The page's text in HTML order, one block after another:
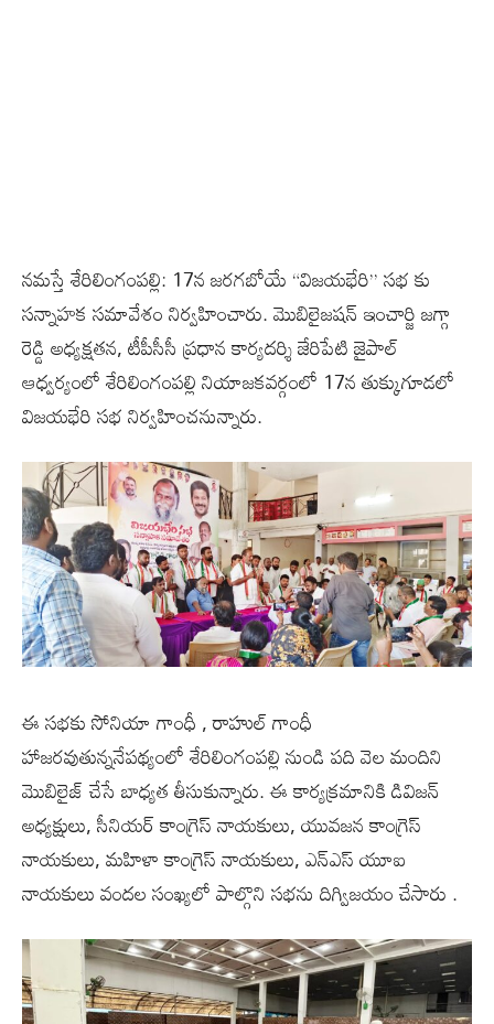
నమస్తే శేరిలింగంపల్లి: 17న జరగబోయే “విజయభేరి” సభ కు
సన్నాహక సమావేశం నిర్వహించారు. మొబిలైజషన్ ఇంచార్జి జగ్గా
రెడ్డి అధ్యక్షతన, టీపీసీసీ ప్రధాన కార్యదర్శి జేరిపేటి జైపాల్
ఆధ్వర్యంలో శేరిలింగంపల్లి నియాజకవర్గంలో 17న తుక్కుగూడలో
విజయభేరి సభ నిర్వహించనున్నారు.
ఈ సభకు సోనియా గాంధీ , రాహుల్ గాంధీ
హాజరవుతున్ననేపథ్యంలో శేరిలింగంపల్లి నుండి పది వెల మందిని
మొబిలైజ్ చేసే బాధ్యత తీసుకున్నారు. ఈ కార్యక్రమానికి డివిజన్
అధ్యక్షులు, సీనియర్ కాంగ్రెస్ నాయకులు, యువజన కాంగ్రెస్
నాయకులు, మహిళా కాంగ్రెస్ నాయకులు, ఎన్ఎస్ యూఐ
నాయకులు వందల సంఖ్యలో పాల్గొని సభను దిగ్విజయం చేసారు .